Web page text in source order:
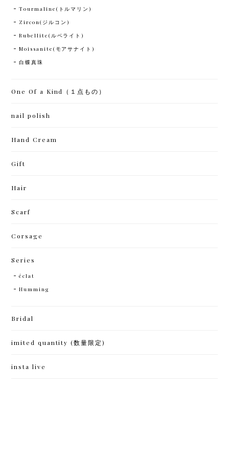
Tourmaline(トルマリン)
Zircon(ジルコン)
Rubellite(ルベライト)
Moissanite(モアサナイト)
白蝶真珠
One Of a Kind（１点もの）
nail polish
Hand Cream
Gift
Hair
Scarf
Corsage
Series
éclat
Humming
Bridal
imited quantity (数量限定)
insta live